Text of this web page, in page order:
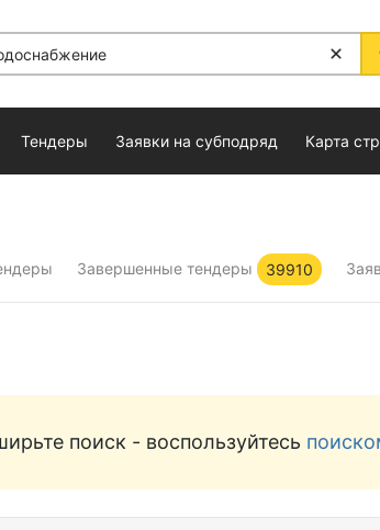
Тендеры Заявки на субподряд Карта
Завершенные тендеры 39910
поиск - воспользуйтесь